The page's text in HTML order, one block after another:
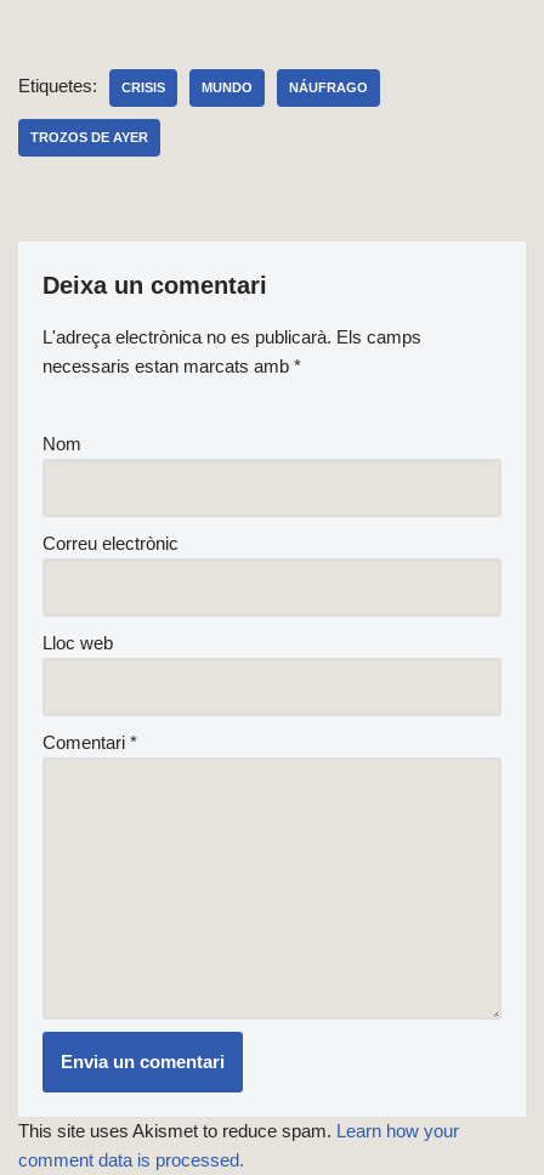
Etiquetes: CRISIS MUNDO NÁUFRAGO
TROZOS DE AYER
Deixa un comentari
L'adreça electrònica no es publicarà. Els camps
necessaris estan marcats amb *
Nom
Correu electrònic
Lloc web
Comentari *
This site uses Akismet to reduce spam. Learn how your
comment data is processed.